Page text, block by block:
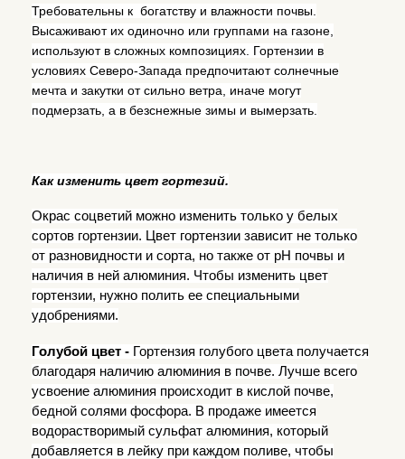
Требовательны к богатству и влажности почвы.
Высаживают их одиночно или группами на газоне,
используют в сложных композициях. Гортензии в
условиях Северо-Запада предпочитают солнечные
мечта и закутки от сильно ветра, иначе могут
подмерзать, а в безснежные зимы и вымерзать.
Как изменить цвет гортезий.
Окрас соцветий можно изменить только у белых
сортов гортензии. Цвет гортензии зависит не только
от разновидности и сорта, но также от рН почвы и
наличия в ней алюминия. Чтобы изменить цвет
гортензии, нужно полить ее специальными
удобрениями.
Голубой цвет - Гортензия голубого цвета получается
благодаря наличию алюминия в почве. Лучше всего
усвоение алюминия происходит в кислой почве,
бедной солями фосфора. В продаже имеется
водорастворимый сульфат алюминия, который
добавляется в лейку при каждом поливе, чтобы